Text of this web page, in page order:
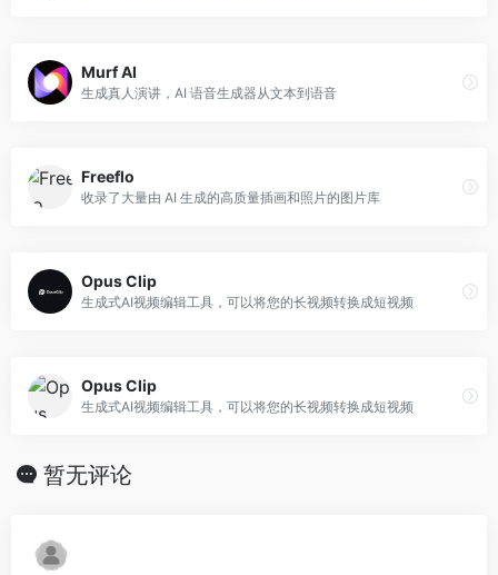
Murf AI
生成真人演讲，AI 语音生成器从文本到语音
Freeflo
收录了大量由 AI 生成的高质量插画和照片的图片库
Opus Clip
生成式AI视频编辑工具，可以将您的长视频转换成短视频
Opus Clip
生成式AI视频编辑工具，可以将您的长视频转换成短视频
暂无评论